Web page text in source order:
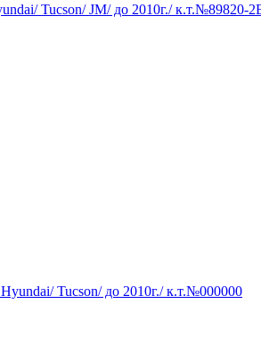
Tucson/ JM/ до 2010г./ к.т.№89820-
Tucson/ до 2010г./ к.т.№000000